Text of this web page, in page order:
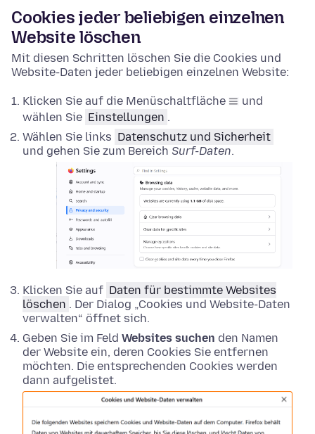
Cookies jeder beliebigen einzelnen
Website löschen
Mit diesen Schritten löschen Sie die Cookies und
Website-Daten jeder beliebigen einzelnen Website:
Klicken Sie auf die Menüschaltfläche
und
wählen Sie Einstellungen .
Wählen Sie links Datenschutz und Sicherheit
und gehen Sie zum Bereich Surf-Daten.
Klicken Sie auf Daten für bestimmte Websites
löschen . Der Dialog „Cookies und Website-Daten
verwalten“ öffnet sich.
Geben Sie im Feld Websites suchen den Namen
der Website ein, deren Cookies Sie entfernen
möchten. Die entsprechenden Cookies werden
dann aufgelistet.